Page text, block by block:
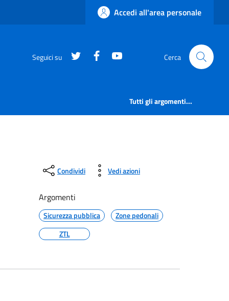
Accedi all'area personale
Seguici su https://twitter.com/comunementana
https://www.facebook.com/
http://www.youtube.com/
Cerca
Tutti gli argomenti...
Condividi Vedi azioni
Argomenti
Sicurezza pubblica
Zone pedonali
ZTL